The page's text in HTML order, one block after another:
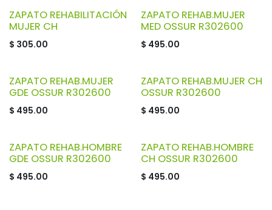
ZAPATO REHABILITACIÓN
MUJER CH
$ 305.00
ZAPATO REHAB.MUJER
MED OSSUR R302600
$ 495.00
ZAPATO REHAB.MUJER
GDE OSSUR R302600
$ 495.00
ZAPATO REHAB.MUJER CH
OSSUR R302600
$ 495.00
ZAPATO REHAB.HOMBRE
GDE OSSUR R302600
$ 495.00
ZAPATO REHAB.HOMBRE
CH OSSUR R302600
$ 495.00